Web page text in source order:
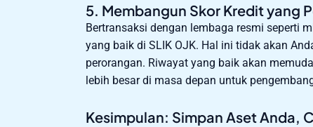
5. Membangun Skor Kredit yang
Bertransaksi dengan lembaga resmi seperti
yang baik di SLIK OJK. Hal ini tidak akan
perorangan. Riwayat yang baik akan
lebih besar di masa depan untuk
Kesimpulan: Simpan Aset Anda,